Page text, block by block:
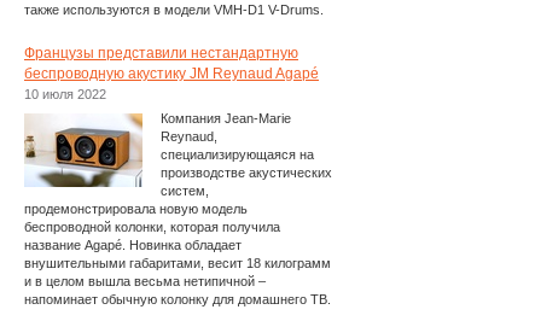
также используются в модели VMH-D1 V-Drums.
Французы представили нестандартную
беспроводную акустику JM Reynaud Agapé
10 июля 2022
Компания Jean-Marie
Reynaud,
специализирующаяся на
производстве акустических
систем,
продемонстрировала новую модель
беспроводной колонки, которая получила
название Agapé. Новинка обладает
внушительными габаритами, весит 18 килограмм
и в целом вышла весьма нетипичной –
напоминает обычную колонку для домашнего ТВ.